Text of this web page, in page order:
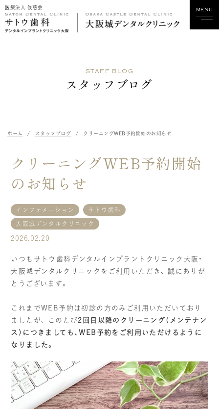
医療法人 俊慈会 MENU
料金
歯科関係の方へ
採用情報
当院の社会貢献
スタッフブログ
個人情報の取り扱いについて
ご予約・お問い合わせ
STAFF BLOG
スタッフブログ
ホーム スタッフブログ クリーニングWEB予約開始のお知らせ
クリーニングWEB予約開始
のお知らせ
インフォメーション サトウ歯科
大阪城デンタルクリニック
2026.02.20
いつもサトウ歯科デンタルインプラントクリニック大阪・
大阪城デンタルクリニックをご利用いただき、 誠にありが
とうございます。
これまでWEB予約は初診の方のみご利用いただいており
ましたが、 このたび2回目以降のクリーニング（メンテナン
ス）につきましても、WEB予約をご利用いただけるように
なりました。